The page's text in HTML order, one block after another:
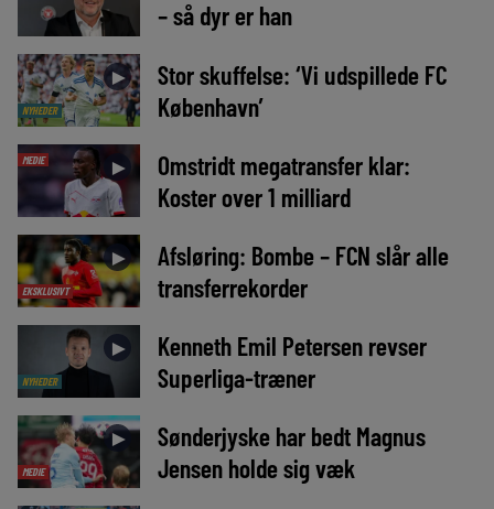
– så dyr er han
NYHEDER
►
Stor skuffelse: ‘Vi udspillede FC
København’
MEDIE ►
Omstridt megatransfer klar:
Koster over 1 milliard
EKSKLUSIVT
►
Afsløring: Bombe – FCN slår alle
transferrekorder
NYHEDER
►
Kenneth Emil Petersen revser
Superliga-træner
MEDIE
►
Sønderjyske har bedt Magnus
Jensen holde sig væk